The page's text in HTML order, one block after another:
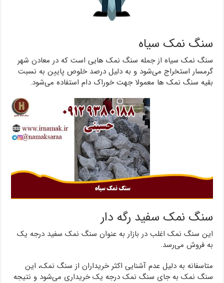
سنگ نمک سیاه
سنگ نمک سیاه از جمله سنگ نمک هایی است که در معادن شهر
گرمسار استخراج می‌شود و به دلیل درصد خلوص پایین به نسبت
بقیه سنگ نمک ها معمولا جهت خوراک دام استفاده می‌شود.
سنگ نمک سفید رگه دار
این سنگ نمک اغلب در بازار به عنوان سنگ نمک سفید درجه یک
به فروش می‌رسد.
متاسفانه به دلیل عدم آشنایی اکثر خریداران از سنگ نمک، این
سنگ نمک به جای سنگ نمک درجه یک خریداری می‌شود و نتیجه